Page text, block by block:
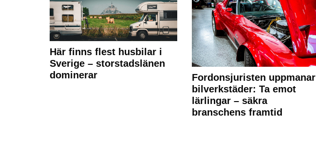
Här finns flest husbilar i
Sverige – storstadslänen
dominerar
Fordonsjuristen uppmanar
bilverkstäder: Ta emot
lärlingar – säkra
branschens framtid